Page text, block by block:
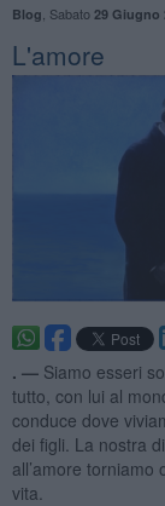
Blog Sabato 29 Giugno
L'amore
. — Siamo esseri
tutto, con lui al
conduce dove
dei figli. La nostra
all’amore
vita.